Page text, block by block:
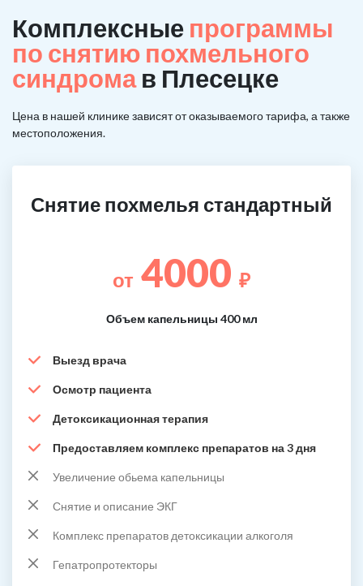
Комплексные программы
по снятию похмельного
синдромав Плесецке
Цена в нашей клинике зависят от оказываемого тарифа, а также
местоположения.
Снятие похмелья стандартный
от 4000 ₽
Объем капельницы 400 мл
Выезд врача
Осмотр пациента
Детоксикационная терапия
Предоставляем комплекс препаратов на 3 дня
Увеличение обьема капельницы
Снятие и описание ЭКГ
Комплекс препаратов детоксикации алкоголя
Гепатропротекторы